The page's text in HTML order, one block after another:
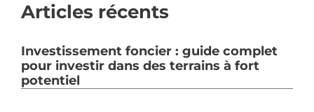
Articles récents
Investissement foncier : guide complet
pour investir dans des terrains à fort
potentiel